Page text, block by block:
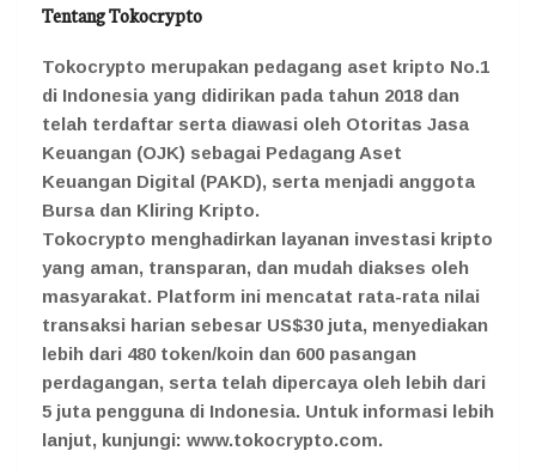
Tentang Tokocrypto
Tokocrypto merupakan pedagang aset kripto No.1
di Indonesia yang didirikan pada tahun 2018 dan
telah terdaftar serta diawasi oleh Otoritas Jasa
Keuangan (OJK) sebagai Pedagang Aset
Keuangan Digital (PAKD), serta menjadi anggota
Bursa dan Kliring Kripto.
Tokocrypto menghadirkan layanan investasi kripto
yang aman, transparan, dan mudah diakses oleh
masyarakat. Platform ini mencatat rata-rata nilai
transaksi harian sebesar US$30 juta, menyediakan
lebih dari 480 token/koin dan 600 pasangan
perdagangan, serta telah dipercaya oleh lebih dari
5 juta pengguna di Indonesia. Untuk informasi lebih
lanjut, kunjungi: www.tokocrypto.com.